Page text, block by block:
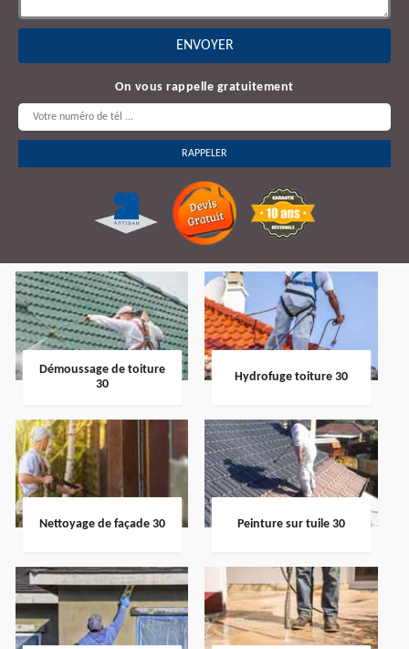
On vous rappelle gratuitement
Démoussage de toiture
30
Hydrofuge toiture 30
Nettoyage de façade 30 Peinture sur tuile 30